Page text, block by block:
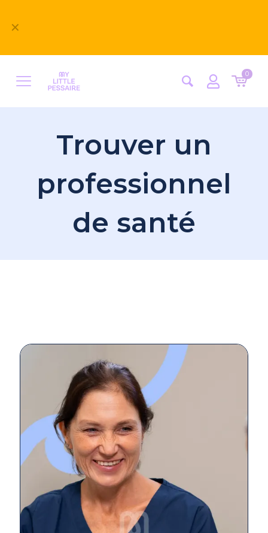
✕
0
Trouver un
professionnel
de santé